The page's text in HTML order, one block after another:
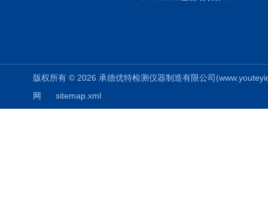
版权所有 © 2026 承德优特检测仪器制造有限公司
网
sitemap.xml